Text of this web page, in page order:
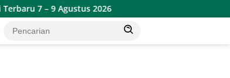
7 – 9 Agustus 2026